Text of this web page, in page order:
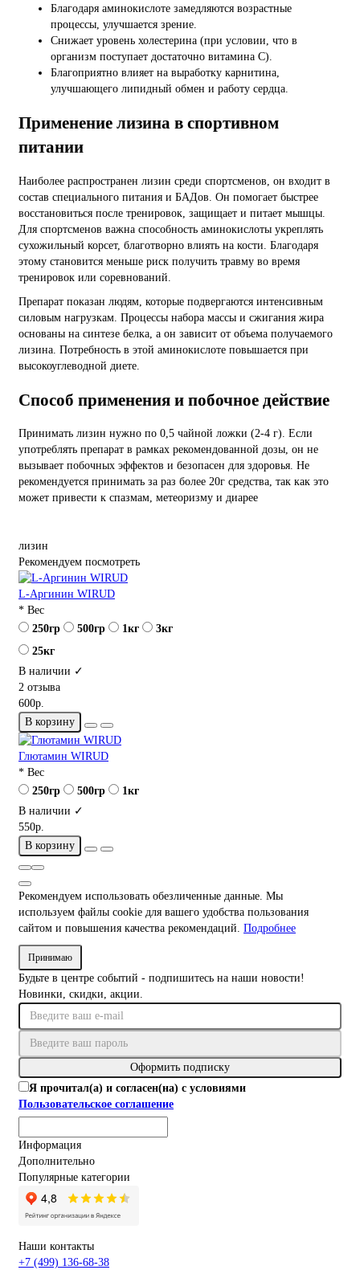
Благодаря аминокислоте замедляются возрастные
процессы, улучшается зрение.
Снижает уровень холестерина (при условии, что в
организм поступает достаточно витамина C).
Благоприятно влияет на выработку карнитина,
улучшающего липидный обмен и работу сердца.
Применение лизина в спортивном
питании
Наиболее распространен лизин среди спортсменов, он входит в
состав специального питания и БАДов. Он помогает быстрее
восстановиться после тренировок, защищает и питает мышцы.
Для спортсменов важна способность аминокислоты укреплять
сухожильный корсет, благотворно влиять на кости. Благодаря
этому становится меньше риск получить травму во время
тренировок или соревнований.
Препарат показан людям, которые подвергаются интенсивным
силовым нагрузкам. Процессы набора массы и сжигания жира
основаны на синтезе белка, а он зависит от объема получаемого
лизина. Потребность в этой аминокислоте повышается при
высокоуглеводной диете.
Способ применения и побочное действие
Принимать лизин нужно по 0,5 чайной ложки (2-4 г). Если
употреблять препарат в рамках рекомендованной дозы, он не
вызывает побочных эффектов и безопасен для здоровья. Не
рекомендуется принимать за раз более 20г средства, так как это
может привести к спазмам, метеоризму и диарее
лизин
Рекомендуем посмотреть
L-Аргинин WIRUD
* Вес
250гр
500гр 1кг
3кг
25кг
В наличии ✓
2 отзыва
600р.
В корзину
Глютамин WIRUD
* Вес
250гр
500гр
1кг
В наличии ✓
550р.
В корзину
Рекомендуем использовать обезличенные данные. Мы
используем файлы cookie для вашего удобства пользования
сайтом и повышения качества рекомендаций. Подробнее
Принимаю
Будьте в центре событий - подпишитесь на наши новости!
Новинки, скидки, акции.
Оформить подписку
Я прочитал(а) и согласен(на) с условиями
Пользовательское соглашение
Информация
Дополнительно
Популярные категории
Наши контакты
+7 (499) 136-68-38